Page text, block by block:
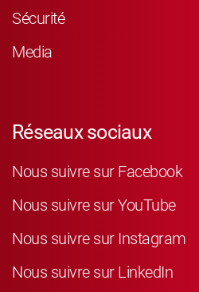
Sécurité
Media
Réseaux sociaux
Nous suivre sur Facebook
Nous suivre sur YouTube
Nous suivre sur Instagram
Nous suivre sur LinkedIn